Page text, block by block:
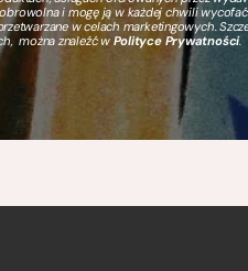
i mogę ją w każdej chwili
w celach marketingowych.
można znaleźć wPolityce Prywatności.